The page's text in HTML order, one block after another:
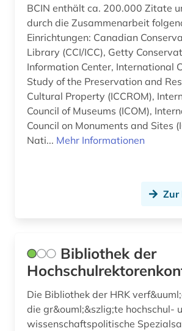
publikationen (1)
pädagogik (1)
quelle (2)
recht (1)
rede (1)
restaurierung (1)
rezeption (1)
rezeptur (1)
rheinland-pfalz (1)
BCIN enthält ca. 200.000 Zitate
durch die Zusammenarbeit
Einrichtungen: Canadian
Library (CCI/ICC), Getty
Information Center, International
Study of the Preservation and
Cultural Property (ICCROM),
Council of Museums (ICOM),
Council on Monuments and Sites
Nati... Mehr Informationen
Zur
Bibliothek der
Die Bibliothek der HRK
die gr&ouml;&szlig;te hochschul-
wissenschaftspolitische